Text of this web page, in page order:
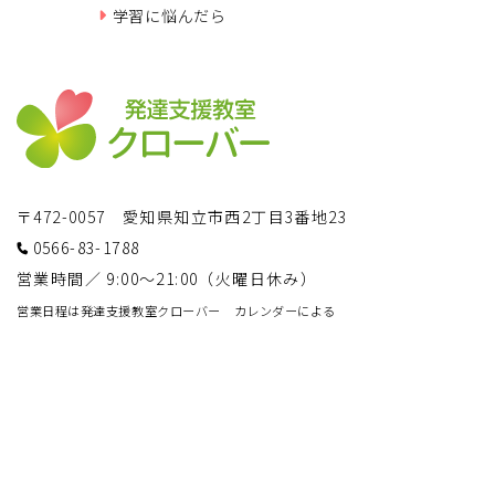
学習に悩んだら
〒472-0057 愛知県知立市西2丁目3番地23
0566-83-1788
営業時間／ 9:00～21:00（火曜日休み）
営業日程は発達支援教室クローバー カレンダーによる